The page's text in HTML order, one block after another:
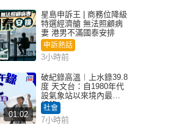
星島申訴王 | 商務位降級
特選經濟艙 無法照顧病
妻 港男不滿國泰安排
申訴熱話
3小時前
01:02
破紀錄高溫︱上水錄39.8
度 天文台：自1980年代
設氣象站以來境內最高
紀錄
社會
7小時前